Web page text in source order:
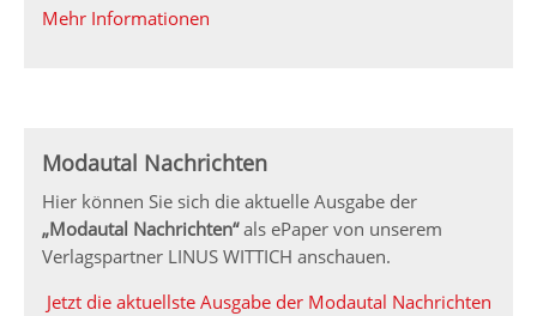
Mehr Informationen
Modautal Nachrichten
Hier können Sie sich die aktuelle Ausgabe der
„Modautal Nachrichten“als ePaper von unserem
Verlagspartner LINUS WITTICH anschauen.
Jetzt die aktuellste Ausgabe der Modautal Nachrichten